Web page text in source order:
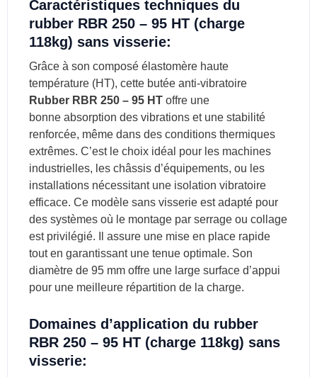
Caractéristiques techniques du
rubber RBR 250 – 95 HT (charge
118kg) sans visserie:
Grâce à son composé élastomère haute
température (HT), cette butée anti-vibratoire
Rubber RBR 250 – 95 HT offre une
bonne absorption des vibrations et une stabilité
renforcée, même dans des conditions thermiques
extrêmes. C’est le choix idéal pour les machines
industrielles, les châssis d’équipements, ou les
installations nécessitant une isolation vibratoire
efficace. Ce modèle sans visserie est adapté pour
des systèmes où le montage par serrage ou collage
est privilégié. Il assure une mise en place rapide
tout en garantissant une tenue optimale. Son
diamètre de 95 mm offre une large surface d’appui
pour une meilleure répartition de la charge.
Domaines d’application du rubber
RBR 250 – 95 HT (charge 118kg) sans
visserie: